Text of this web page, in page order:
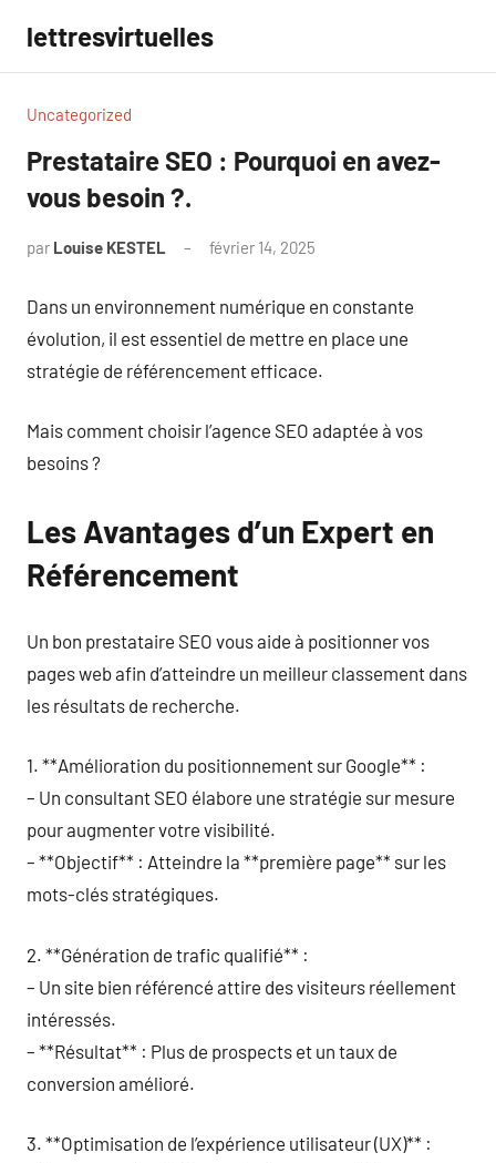
contenu
lettresvirtuelles
Uncategorized
Prestataire SEO : Pourquoi en avez-
vous besoin ?.
par Louise KESTEL février 14, 2025
Dans un environnement numérique en constante
évolution, il est essentiel de mettre en place une
stratégie de référencement efficace.
Mais comment choisir l’agence SEO adaptée à vos
besoins ?
Les Avantages d’un Expert en
Référencement
Un bon prestataire SEO vous aide à positionner vos
pages web afin d’atteindre un meilleur classement dans
les résultats de recherche.
1. **Amélioration du positionnement sur Google** :
– Un consultant SEO élabore une stratégie sur mesure
pour augmenter votre visibilité.
– **Objectif** : Atteindre la **première page** sur les
mots-clés stratégiques.
2. **Génération de trafic qualifié** :
– Un site bien référencé attire des visiteurs réellement
intéressés.
– **Résultat** : Plus de prospects et un taux de
conversion amélioré.
3. **Optimisation de l’expérience utilisateur (UX)** :